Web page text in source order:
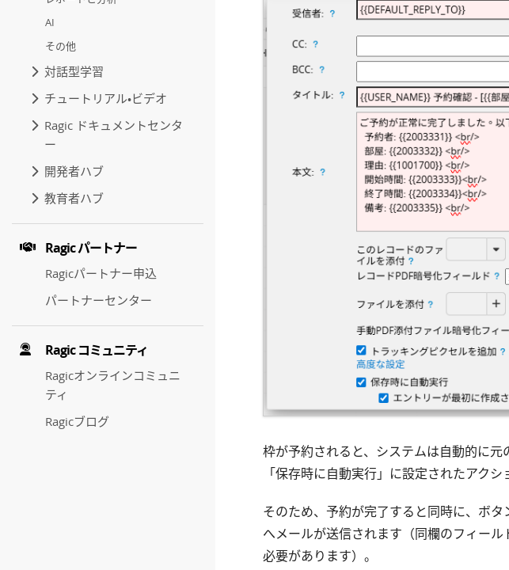
AI
その他
対話型学習
チュートリアル・ビデオ
Ragic ドキュメントセンタ
ー
開発者ハブ
教育者ハブ
Ragic パートナー
Ragicパートナー申込
パートナーセンター
Ragic コミュニティ
Ragicオンラインコミュニ
ティ
Ragicブログ
枠が予約されると、システムは自動的に元
「保存時に自動実行」に設定されたアクシ
そのため、予約が完了すると同時に、ボ
へメールが送信されます（同欄のフィール
必要があります）。